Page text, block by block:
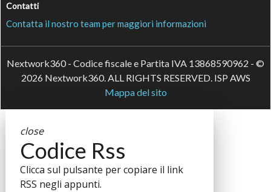
Contatti
Contatta il nostro team per maggiori informazioni
Nextwork360 - Codice fiscale e Partita IVA 13868590962 - ©
2026 Nextwork360. ALL RIGHTS RESERVED. ISP AWS
Mappa del sito
close
Codice Rss
Clicca sul pulsante per copiare il link
RSS negli appunti.